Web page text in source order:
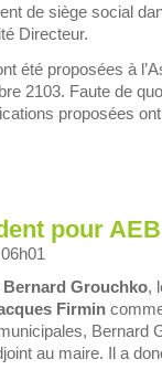
de siège social
Directeur.
été proposées à
2103. Faute de
proposées
pour AEB
Bernard Grouchko,
Firmin
Bernard
au maire. Il a